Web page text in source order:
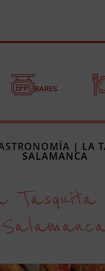
BARES
| LA
SALAMANCA
Tasquita